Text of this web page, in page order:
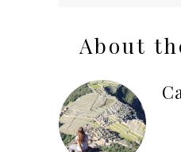
About